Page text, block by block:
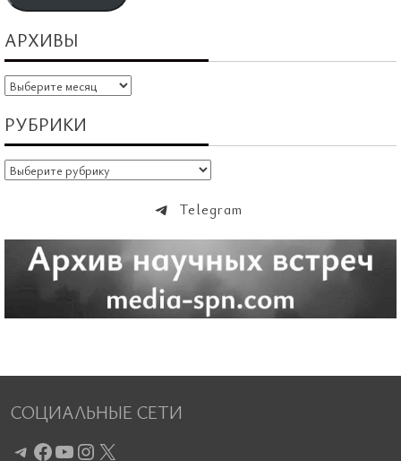
АРХИВЫ
Архивы
РУБРИКИ
Рубрики
Telegram
СОЦИАЛЬНЫЕ СЕТИ
Telegram
Facebook
YouTube
Instagram
X